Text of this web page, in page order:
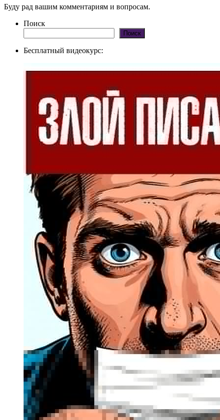
Буду рад вашим комментариям и вопросам.
Поиск
Поиск
Бесплатный видеокурс: